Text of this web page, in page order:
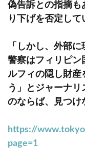
偽告訴との指摘も
り下げを否定して
「しかし、外部
警察はフィリピン
ルフィの隠し財産
う」とジャーナ
のならば、見つけ
https://
page=1